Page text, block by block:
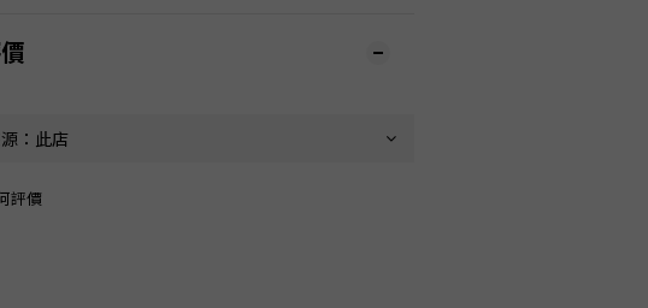
評價